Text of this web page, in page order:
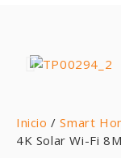
Inicio /Smart
4K Solar Wi-Fi